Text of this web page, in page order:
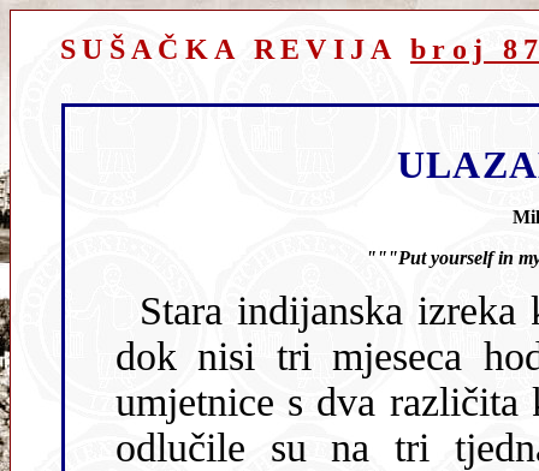
SUŠAČKA REVIJA broj
"""Put yourself in
Stara indijanska izreka kaže da
dok nisi tri mjeseca
umjetnice s dva različita
odlučile su na tri tjedna zamijeniti svoje životne i radne